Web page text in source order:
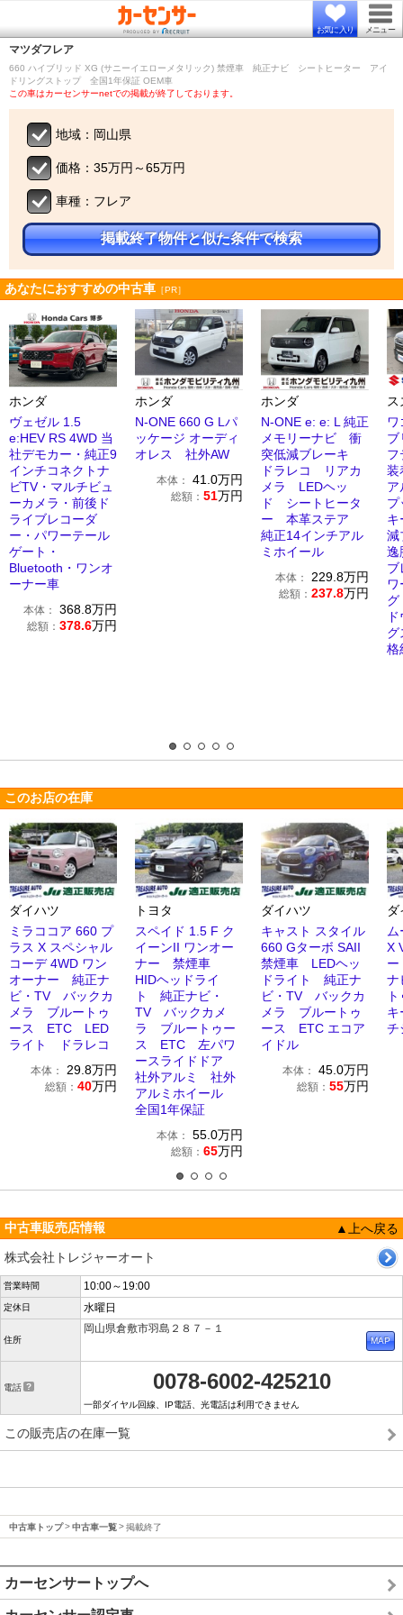
お気に入り メニュー
マツダフレア
660 ハイブリッド XG (サニーイエローメタリック) 禁煙車 純正ナビ シートヒーター アイ
ドリングストップ 全国1年保証 OEM車
この車はカーセンサーnetでの掲載が終了しております。
地域：岡山県
価格：35万円～65万円
車種：フレア
掲載終了物件と似た条件で検索
あなたにおすすめの中古車 ［PR］
ホンダ
ヴェゼル 1.5
e:HEV RS 4WD 当
社デモカー・純正9
インチコネクトナ
ビTV・マルチビュ
ーカメラ・前後ド
ライブレコーダ
ー・パワーテール
ゲート・
Bluetooth・ワンオ
ーナー車
本体： 368.8万円
総額： 378.6万円
ホンダ
N-ONE 660 G Lパ
ッケージ オーディ
オレス 社外AW
本体： 41.0万円
総額： 51万円
ホンダ
N-ONE e: e: L 純正
メモリーナビ 衝
突低減ブレーキ
ドラレコ リアカ
メラ LEDヘッ
ド シートヒータ
ー 本革ステア
純正14インチアル
ミホイール
本体： 229.8万円
総額： 237.8万円
ス
ワ
ブ
フ
装
プ
減
逸
ワ
格
このお店の在庫
ダイハツ
ミラココア 660 プ
ラス X スペシャル
コーデ 4WD ワン
オーナー 純正ナ
ビ・TV バックカ
メラ ブルートゥ
ース ETC LED
ライト ドラレコ
本体： 29.8万円
総額： 40万円
トヨタ
スペイド 1.5 F ク
イーンII ワンオー
ナー 禁煙車
HIDヘッドライ
ト 純正ナビ・
TV バックカメ
ラ ブルートゥー
ス ETC 左パワ
ースライドドア
社外アルミ 社外
アルミホイール
全国1年保証
本体： 55.0万円
総額： 65万円
ダイハツ
キャスト スタイル
660 Gターボ SAII
禁煙車 LEDヘッ
ドライト 純正ナ
ビ・TV バックカ
メラ ブルートゥ
ース ETC エコア
イドル
本体： 45.0万円
総額： 55万円
X
ナ
チ
中古車販売店情報
▲上へ戻る
株式会社トレジャーオート
営業時間 10:00～19:00
定休日 水曜日
住所
岡山県倉敷市羽島２８７－１
電話 0078-6002-425210
一部ダイヤル回線、IP電話、光電話は利用できません
この販売店の在庫一覧
中古車トップ 中古車一覧 掲載終了
カーセンサートップへ